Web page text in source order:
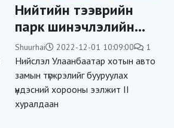
Нийтийн тээврийн
парк шинэчлэлийн
хүрээнд 224 автобус
оруулж ирнэ
Shuurhai 2022-12-01 10:09:00 1
Нийслэл Улаанбаатар хотын авто
замын түгжрэлийг бууруулах
үндэсний хорооны ээлжит II
хуралдаан